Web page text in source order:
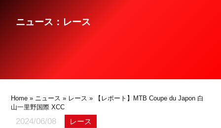
グッズ
ニュース：レース
Home » ニュース » レース » 【レポート】MTB Coupe du Japon 白
山一里野国際 XCC
2024/06/08 レース